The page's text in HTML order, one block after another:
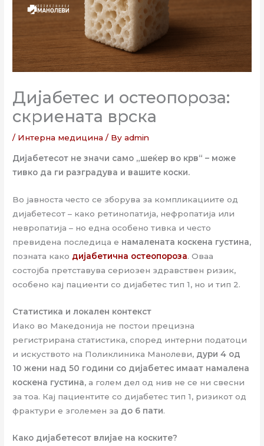
Дијабетес и остеопороза:
скриената врска
/ Интерна медицина / Byadmin
Дијабетесот не значи само „шеќер во крв“ – може
тивко да ги разградува и вашите коски.
Во јавноста често се зборува за компликациите од
дијабетесот – како ретинопатија, нефропатија или
невропатија – но една особено тивка и често
превидена последица е намалената коскена густина,
позната како дијабетична остеопороза. Оваа
состојба претставува сериозен здравствен ризик,
особено кај пациенти со дијабетес тип 1, но и тип 2.
Статистика и локален контекст
Иако во Македонија не постои прецизна
регистрирана статистика, според интерни податоци
и искуството на Поликлиника Манолеви, дури 4 од
10 жени над 50 години со дијабетес имаат намалена
коскена густина, а голем дел од нив не се ни свесни
за тоа. Кај пациентите со дијабетес тип 1, ризикот од
фрактури е зголемен за до 6 пати.
Како дијабетесот влијае на коските?